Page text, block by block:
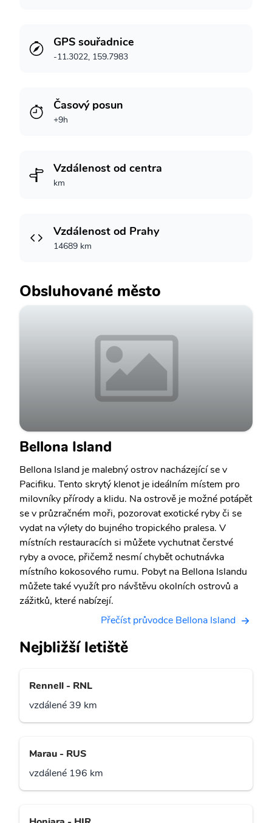
GPS souřadnice
-11.3022, 159.7983
Časový posun
+9h
Vzdálenost od centra
km
Vzdálenost od Prahy
14689 km
Obsluhované město
Bellona Island
Bellona Island je malebný ostrov nacházející se v
Pacifiku. Tento skrytý klenot je ideálním místem pro
milovníky přírody a klidu. Na ostrově je možné potápět
se v průzračném moři, pozorovat exotické ryby či se
vydat na výlety do bujného tropického pralesa. V
místních restauracích si můžete vychutnat čerstvé
ryby a ovoce, přičemž nesmí chybět ochutnávka
místního kokosového rumu. Pobyt na Bellona Islandu
můžete také využít pro návštěvu okolních ostrovů a
zážitků, které nabízejí.
Přečíst průvodce Bellona Island
Nejbližší letiště
Rennell - RNL
vzdálené 39 km
Marau - RUS
vzdálené 196 km